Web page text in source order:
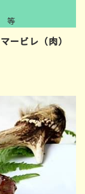
等
ービレ （肉）